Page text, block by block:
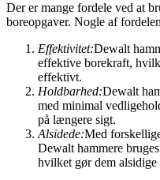
Der er mange fordele ved at
boreopgaver. Nogle af
Effektivitet:Dewalt
effektive borekraft,
effektivt.
Holdbarhed:Dewalt
med minimal
på længere sigt.
Alsidede:Med
Dewalt hammere
hvilket gør dem alsidige